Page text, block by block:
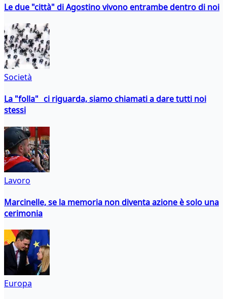
Le due "città" di Agostino vivono entrambe dentro di noi
Società
La "folla" ci riguarda, siamo chiamati a dare tutti noi
stessi
Lavoro
Marcinelle, se la memoria non diventa azione è solo una
cerimonia
Europa